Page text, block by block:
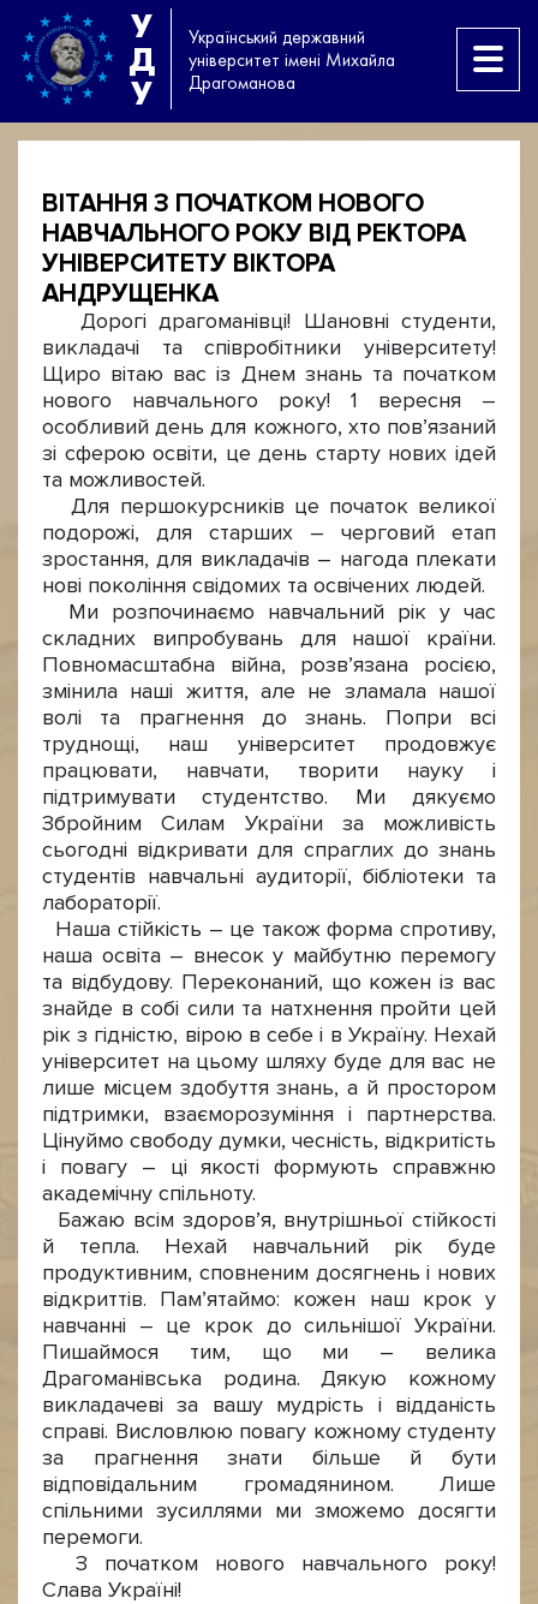
У
Д
У
Український державний
університет імені Михайла
Драгоманова
ВІТАННЯ З ПОЧАТКОМ НОВОГО
НАВЧАЛЬНОГО РОКУ ВІД РЕКТОРА
УНІВЕРСИТЕТУ ВІКТОРА
АНДРУЩЕНКА
Дорогі драгоманівці! Шановні студенти,
викладачі та співробітники університету!
Щиро вітаю вас із Днем знань та початком
нового навчального року! 1 вересня –
особливий день для кожного, хто пов’язаний
зі сферою освіти, це день старту нових ідей
та можливостей.
Для першокурсників це початок великої
подорожі, для старших – черговий етап
зростання, для викладачів – нагода плекати
нові покоління свідомих та освічених людей.
Ми розпочинаємо навчальний рік у час
складних випробувань для нашої країни.
Повномасштабна війна, розв’язана росією,
змінила наші життя, але не зламала нашої
волі та прагнення до знань. Попри всі
труднощі, наш університет продовжує
працювати, навчати, творити науку і
підтримувати студентство. Ми дякуємо
Збройним Силам України за можливість
сьогодні відкривати для спраглих до знань
студентів навчальні аудиторії, бібліотеки та
лабораторії.
Наша стійкість – це також форма спротиву,
наша освіта – внесок у майбутню перемогу
та відбудову. Переконаний, що кожен із вас
знайде в собі сили та натхнення пройти цей
рік з гідністю, вірою в себе і в Україну. Нехай
університет на цьому шляху буде для вас не
лише місцем здобуття знань, а й простором
підтримки, взаєморозуміння і партнерства.
Цінуймо свободу думки, чесність, відкритість
і повагу – ці якості формують справжню
академічну спільноту.
Бажаю всім здоров’я, внутрішньої стійкості
й тепла. Нехай навчальний рік буде
продуктивним, сповненим досягнень і нових
відкриттів. Пам’ятаймо: кожен наш крок у
навчанні – це крок до сильнішої України.
Пишаймося тим, що ми – велика
Драгоманівська родина. Дякую кожному
викладачеві за вашу мудрість і відданість
справі. Висловлюю повагу кожному студенту
за прагнення знати більше й бути
відповідальним громадянином. Лише
спільними зусиллями ми зможемо досягти
перемоги.
З початком нового навчального року!
Слава Україні!